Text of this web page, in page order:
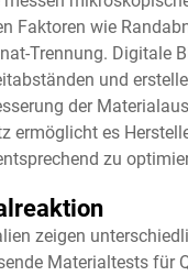
Faktoren wie
Trennung. Digitale
und
der
ermöglicht es
zu
zeigen
Materialtests für